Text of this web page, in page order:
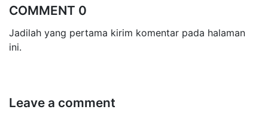
COMMENT 0
Jadilah yang pertama kirim komentar pada halaman
ini.
Leave a comment